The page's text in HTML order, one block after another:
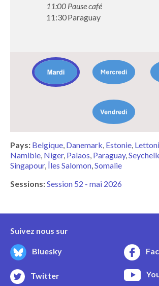
11:00 Pause café
11:30Paraguay
11:00 Pause café
11:30République de Sierra Leone
11:15 Belgique
12:15République de Singapour
10:30 Pause café
11:00République de Lettonie
Image: Image:
Image:
Pays: Belgique Danemark Estonie
Namibie Niger Palaos Paraguay
Singapour Îles Salomon Somalie
Sessions:Session 52 - mai 2026
Suivez nous sur
Bluesky
Twitter